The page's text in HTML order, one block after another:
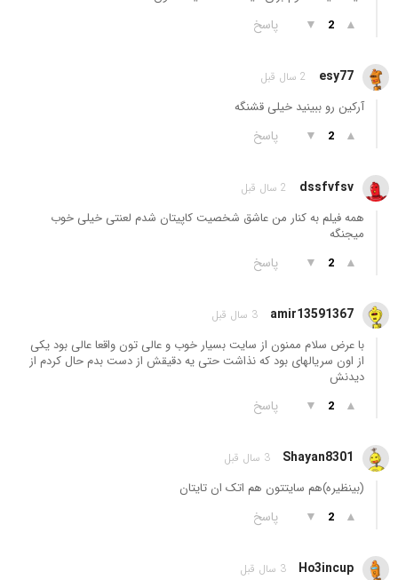
▲
2
▼ پاسخ
esy77 2 سال قبل
آرکین رو ببینید خیلی قشنگە
▲
2
▼ پاسخ
dssfvfsv 2 سال قبل
همه فیلم به کنار من عاشق شخصیت کاپیتان شدم لعنتی خیلی خوب
میجنگه
▲
2
▼ پاسخ
amir13591367 3 سال قبل
با عرض سلام ممنون از سایت بسیار خوب و عالی تون واقعا عالی بود یکی
از اون سریالهای بود که نذاشت حتی یه دقیقش از دست بدم حال کردم از
دیدنش
▲
2
▼ پاسخ
Shayan8301 3 سال قبل
(بینظیره)هم سایتتون هم اتک ان تایتان
▲
2
▼ پاسخ
Ho3incup 3 سال قبل